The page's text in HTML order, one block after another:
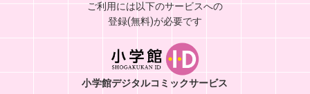
ご利用には以下のサービスへの
登録(無料)が必要です
小学館デジタルコミックサービス